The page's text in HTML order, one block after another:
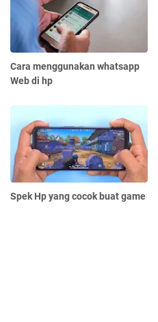
Cara menggunakan whatsapp
Web di hp
Spek Hp yang cocok buat game